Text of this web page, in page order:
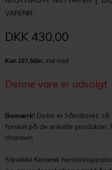
VARENR.:
DKK 430,00
Denne vare er udsolgt
Bemærk! Dette er håndlavet,
forskel på de enkelte produkter,
charmen
StineMei Keramik